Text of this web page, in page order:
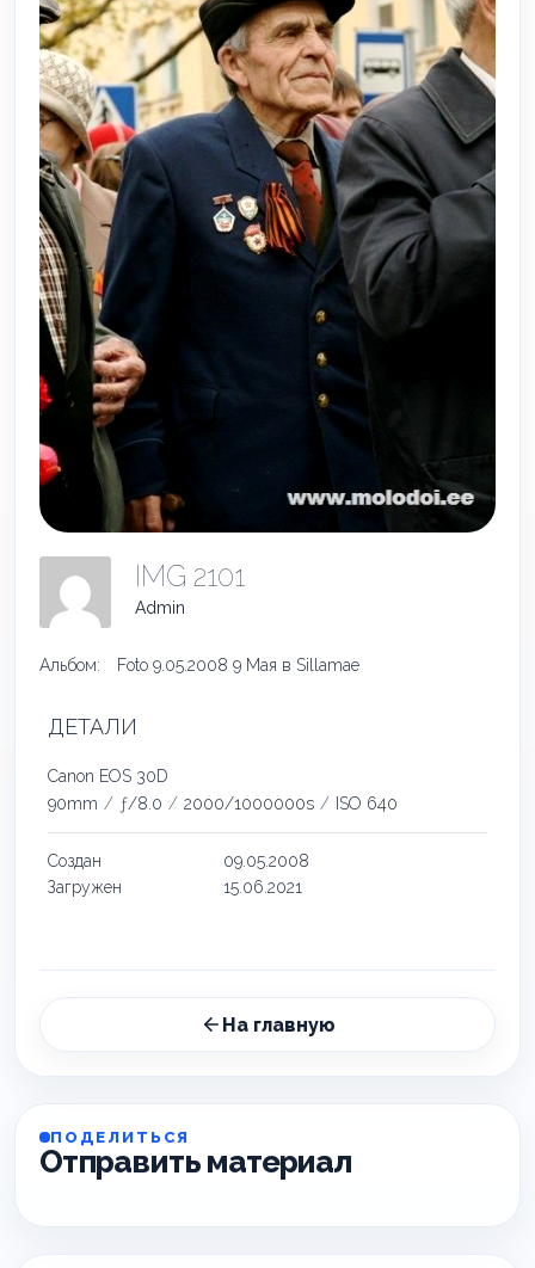
IMG 2101
Admin
Альбом: Foto 9.05.2008 9 Мая в Sillamae
ДЕТАЛИ
Canon EOS 30D
90mm / ƒ/8.0 / 2000/1000000s / ISO 640
Создан
09.05.2008
Загружен
15.06.2021
На главную
ПОДЕЛИТЬСЯ
Отправить материал